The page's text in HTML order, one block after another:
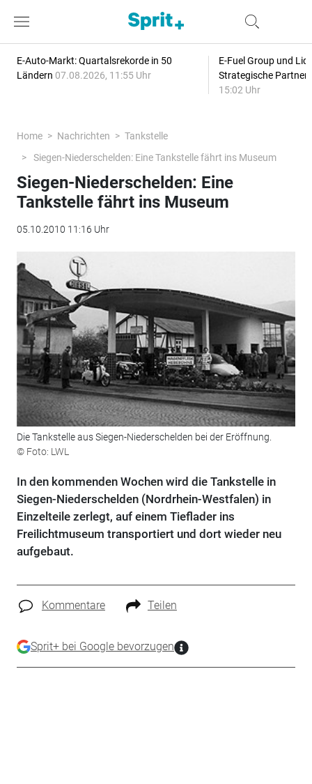
E-Auto-Markt: Quartalsrekorde in 50
Ländern 07.08.2026, 11:55 Uhr
E-Fuel Group und
Strategische
15:02 Uhr
Home Nachrichten
Tankstelle
Siegen-Niederschelden: Eine Tankstelle fährt ins Museum
Siegen-Niederschelden: Eine
Tankstelle fährt ins Museum
05.10.2010 11:16 Uhr
Die Tankstelle aus Siegen-Niederschelden bei der Eröffnung.
© Foto: LWL
In den kommenden Wochen wird die Tankstelle in
Siegen-Niederschelden (Nordrhein-Westfalen) in
Einzelteile zerlegt, auf einem Tieflader ins
Freilichtmuseum transportiert und dort wieder neu
aufgebaut.
Kommentare Teilen
Sprit+ bei Google bevorzugen